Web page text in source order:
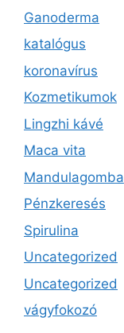
Ganoderma
katalógus
koronavírus
Kozmetikumok
Lingzhi kávé
Maca vita
Mandulagomba
Pénzkeresés
Spirulina
Uncategorized
Uncategorized
vágyfokozó